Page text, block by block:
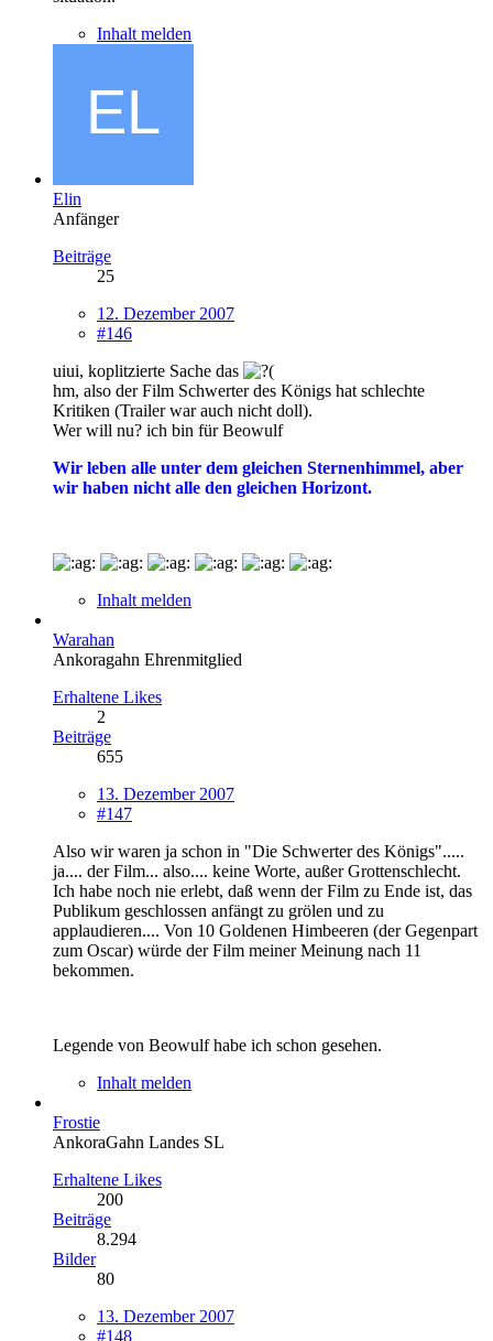
Inhalt melden
Elin
Anfänger
Beiträge
25
12. Dezember 2007
#146
uiui, koplitzierte Sache das
hm, also der Film Schwerter des Königs hat schlechte
Kritiken (Trailer war auch nicht doll).
Wer will nu? ich bin für Beowulf
Wir leben alle unter dem gleichen Sternenhimmel, aber
wir haben nicht alle den gleichen Horizont.
Inhalt melden
Warahan
Ankoragahn Ehrenmitglied
Erhaltene Likes
2
Beiträge
655
13. Dezember 2007
#147
Also wir waren ja schon in "Die Schwerter des Königs".....
ja.... der Film... also.... keine Worte, außer Grottenschlecht.
Ich habe noch nie erlebt, daß wenn der Film zu Ende ist, das
Publikum geschlossen anfängt zu grölen und zu
applaudieren.... Von 10 Goldenen Himbeeren (der Gegenpart
zum Oscar) würde der Film meiner Meinung nach 11
bekommen.
Legende von Beowulf habe ich schon gesehen.
Inhalt melden
Frostie
AnkoraGahn Landes SL
Erhaltene Likes
200
Beiträge
8.294
Bilder
80
13. Dezember 2007
#148